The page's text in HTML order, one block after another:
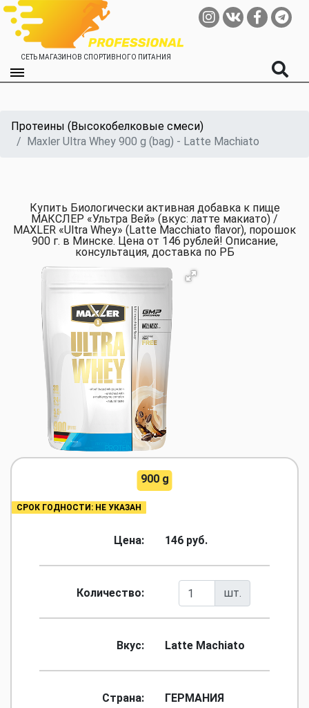
СЕТЬ МАГАЗИНОВ СПОРТИВНОГО ПИТАНИЯ
Протеины (Высокобелковые смеси)
Maxler Ultra Whey 900 g (bag) - Latte Machiato
Купить Биологически активная добавка к пище
МАКСЛЕР «Ультра Вей» (вкус: латте макиато) /
MAXLER «Ultra Whey» (Latte Macchiato flavor), порошок
900 г. в Минске. Цена от 146 рублей! Описание,
консультация, доставка по РБ
900 g
СРОК ГОДНОСТИ: НЕ УКАЗАН
Цена: 146 руб.
Количество: шт.
Вкус: Latte Machiato
Страна: ГЕРМАНИЯ